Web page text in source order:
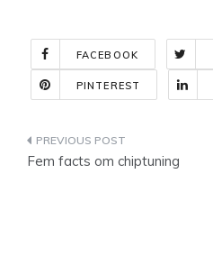
FACEBOOK
PINTEREST
Fem facts om chiptuning